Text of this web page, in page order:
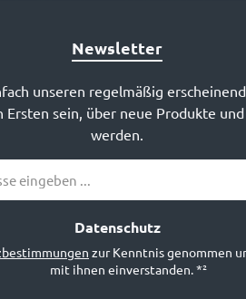
Newsletter
unseren regelmäßig
Ersten sein, über neue Produkte
werden.
Datenschutz
zur Kenntnis genommen
mit ihnen einverstanden.*²